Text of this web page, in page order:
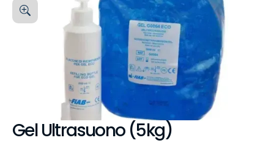
Gel Ultrasuono (5kg)